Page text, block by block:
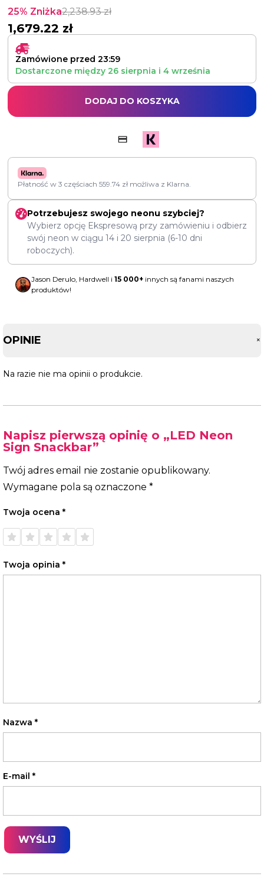
25% Zniżka2,238.93zł
1,679.22 zł
Zamówione przed 23:59
Dostarczone między 26 sierpnia i 4 września
DODAJ DO KOSZYKA
Płatność w 3 częściach 559.74 zł możliwa z Klarna.
Potrzebujesz swojego neonu szybciej?
Wybierz opcję Ekspresową przy zamówieniu i odbierz
swój neon w ciągu 14 i 20 sierpnia (6-10 dni
roboczych).
Jason Derulo, Hardwell i 15 000+ innych są fanami naszych
produktów!
OPINIE +
Na razie nie ma opinii o produkcie.
Napisz pierwszą opinię o „LED Neon
Sign Snackbar”
Twój adres email nie zostanie opublikowany.
Wymagane pola są oznaczone *
Twoja ocena *
1 z 5
gwiazdek
2 z 5
gwiazdek
3 z 5
gwiazdek
4 z 5
gwiazdek
5 z 5
gwiazdek
Twoja opinia *
Nazwa *
E-mail *